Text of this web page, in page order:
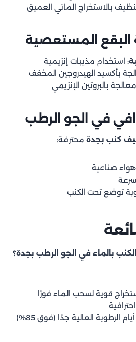
بالاستخراج المائي العميق
: استخدام مذيبات إنزيمية
بأكسيد الهيدروجين المخفف
بالبروتين الإنزيمي
كنب بجدة محترفة:
صناعية
توضع تحت الكنب
قوية لسحب الماء فورًا
الرطوبة العالية جدًا (فوق 85%)